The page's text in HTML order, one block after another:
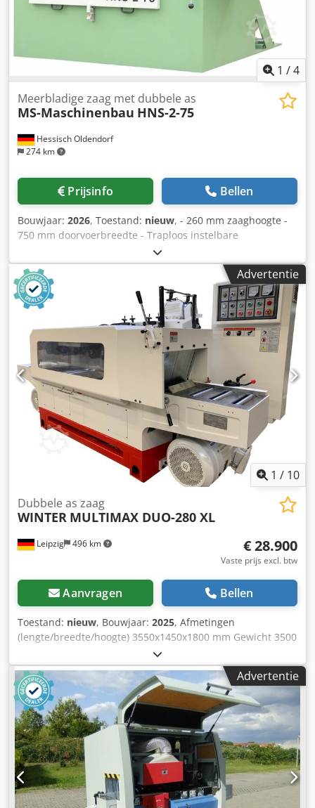
Kenmerken van de machine - Eenvoudige bediening - Snel
uitgevoerde werkcyclus - Weinig onderhoud en reiniging
1 /4
Hessisch Oldendorf
274 km
Meerbladige zaag met dubbele as
MS-Maschinenbau HNS-2-75
Prijsinfo Bellen
Bouwjaar: 2026, Toestand: nieuw, - 260 mm zaaghoogte -
750 mm doorvoerbreedte - Traploos instelbare
invoersnelheid van 5-30 m/min Dcjdpfobu Rqpex Anysk -
2x75 kW zaagmotoren - 3 kW invoermotor - 70 mm
zaagasdiameter - 400 mm zaagbladdiameter - Gewicht
5000 kg
Advertentie
1 / 10
Leipzig 496 km
Dubbele as zaag
WINTER MULTIMAX DUO-280 XL
€ 28.900
Vaste prijs excl. btw
Aanvragen Bellen
Toestand: nieuw, Bouwjaar: 2025, Afmetingen
(lengte/breedte/hoogte) 3550x1450x1800 mm Gewicht 3500
kg Totaal benodigd vermogen 94,75 kW Dubbele aszaag
MULTIMAX DUO-280 XL Dedpfx Ansvz Hxqsysck - maximaal
snijhoogte 280 mm - min. snijhoogte 150 mm (100 mm) -
maximaal werkbreedte 300 mm - min. werkstuklengte 800
mm - Voedingssnelheid 3 - 15 m/min. - Zaagas ø 60 mm -
Snelheid 3000 tpm. - maximaal zaagblad ø 405 mm - min.
zaagblad ø 305 mm - Motorzaagas boven 45 kW -
Motorzaagas onder 45 kW - Motorvoeding 4,0 kW -
Motorhoogteverstelling 0,75 kW - Totaal vermogen 94,75
KW - Spanning 400 V / 50 Hz - Invoerrollen ø 140 x 50 mm -
Terugslagbeveiliging - automatisch smeersysteem -
Advertentie